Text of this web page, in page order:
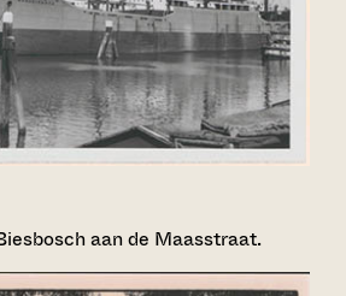
aan de Maasstraat.